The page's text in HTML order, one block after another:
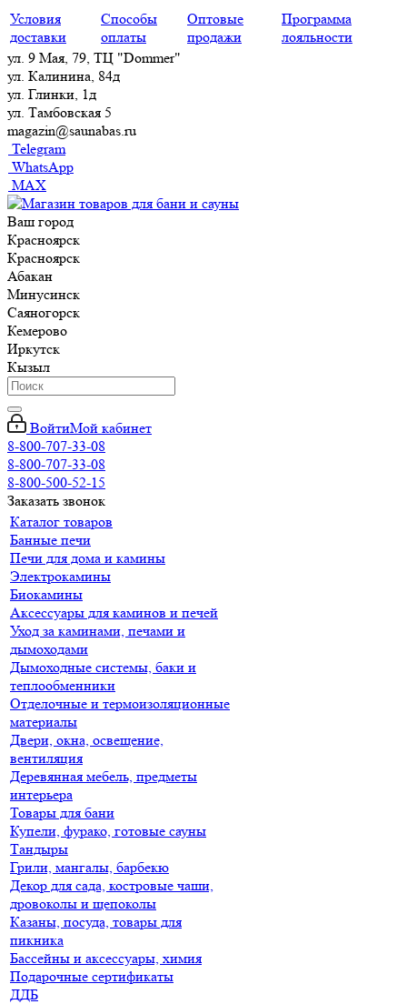
Условия
доставки
Способы
оплаты
Оптовые
продажи
Программа
лояльности
ул. 9 Мая, 79, ТЦ "Dommer"
ул. Калинина, 84д
ул. Глинки, 1д
ул. Тамбовская 5
magazin@saunabas.ru
Telegram
WhatsApp
MAX
Ваш город
Красноярск
Красноярск
Абакан
Минусинск
Саяногорск
Кемерово
Иркутск
Кызыл
ВойтиМой кабинет
8-800-707-33-08
8-800-707-33-08
8-800-500-52-15
Заказать звонок
Каталог товаров
Банные печи
Печи для дома и камины
Электрокамины
Биокамины
Аксессуары для каминов и печей
Уход за каминами, печами и
дымоходами
Дымоходные системы, баки и
теплообменники
Отделочные и термоизоляционные
материалы
Двери, окна, освещение,
вентиляция
Деревянная мебель, предметы
интерьера
Товары для бани
Купели, фурако, готовые сауны
Тандыры
Грили, мангалы, барбекю
Декор для сада, костровые чаши,
дровоколы и щепоколы
Казаны, посуда, товары для
пикника
Бассейны и аксессуары, химия
Подарочные сертификаты
ДДБ